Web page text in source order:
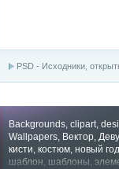
PSD - Исходники,
Backgrounds, clipart,
Wallpapers, Вектор,
кисти, костюм, новый год
шаблон, шаблоны,